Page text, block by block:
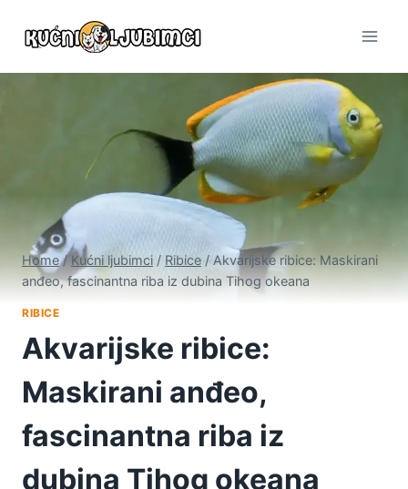
Home / Kućni ljubimci / Ribice / Akvarijske ribice: Maskirani
anđeo, fascinantna riba iz dubina Tihog okeana
RIBICE
Akvarijske ribice:
Maskirani anđeo,
fascinantna riba iz
dubina Tihog okeana